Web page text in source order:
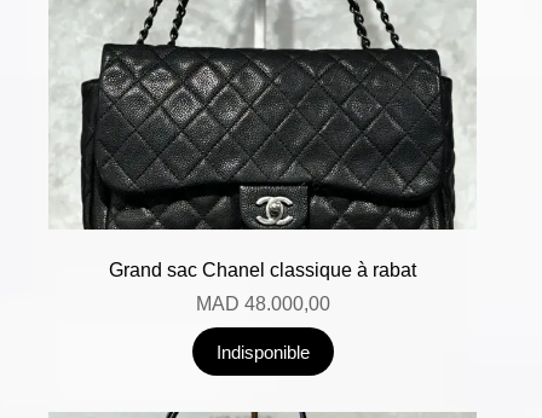
Grand sac Chanel classique à rabat
MAD 48.000,00
Indisponible